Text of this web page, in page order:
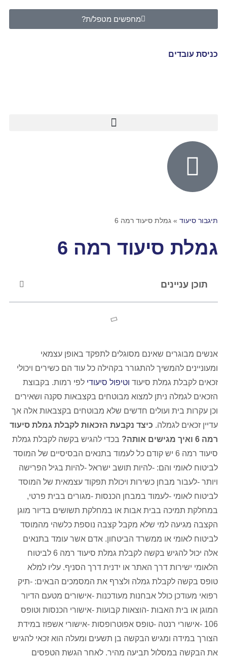
מחפשים מטפל/ת?
כניסת עובדים
תיגבור סיעוד » גמלת סיעוד רמה 6
גמלת סיעוד רמה 6
תוכן עניינים
אנשים מבוגרים שאינם מסוגלים לתפקד באופן עצמאי
ומעוניינים להמשיך להתגורר בקהילה כל עוד הם כשירים ויכולי
זכאים לקבלת גמלת סיעוד וטיפול סיעודי לפי רמות. בקבוצת
הזכאים לגמלה ניתן למצוא מבוטחים בקצבאות סקנה ושאירים
וכן עקרות בית ועולים חדשים שלא מבוטחים בקצבאות אלה אך
עדיין זכאים לגמלה. כיצד נקבעת הזכאות לקבלת גמלת סיעוד
רמה 6 ואיך מגישים אותה?
בכדי להגיש בקשה לקבלת גמלת
סיעוד רמה 6 יש קודם כל לעמוד בתנאים הבסיסיים של המוסד
לביטוח לאומי והם: -להיות תושב ישראל -להיות בגיל הפרישה
ויותר -לעבור מבחן כשירות ויכולת תפקוד עצמאית של המוסד
לביטוח לאומי -לעמוד במבחן הכנסות -מגורים בבית פרטי,
במחלקת תמיכה בבית אבות או במחלקת תשושים בדיור מוגן
הקצבה מגיעה למי שלא מקבל קצבה נוספת כלשהי מהמוסד
לביטוח לאומי או ממשרד הביטחון. אדם אשר עומד בתנאים
אלה יכול להגיש בקשה לקבלת גמלת סיעוד רמה 6 לביטוח
הלאומי ישירות דרך האתר או ידנית דרך הסניף. עליו למלא
טופס בקשה לקבלת גמלה ולצרף את המסמכים הבאים: -תיק
רפואי מעודכן כולל אבחנות מעודכנות -אישורים מטעם הדיור
המוגן או בית האבות -הוצאות קבועות -אישורי הכנסות וטופס
106 -אישורי רנטה -טופס אפוטרופסות -אישורי אשפוז במידת
הצורך במידה ומגיש הבקשה בן תשעים ומעלה הוא זכאי להגיש
את הבקשה במסלול תביעה מהיר. לאחר הגשת הטפסים